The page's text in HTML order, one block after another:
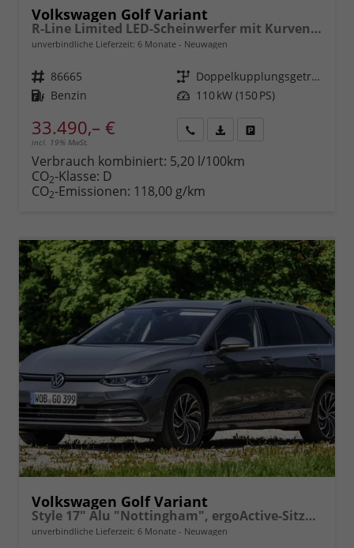
Volkswagen Golf Variant
R-Line Limited LED-Scheinwerfer mit Kurvenlicht, Schlechtwetterscheinwerfer, LED-Beleuchtung des Kühlergrills + Markenlogos vorn, 18 "Leichtmetallfelgen York, Reifen 225/40 R18, Sportsitze, Sportfahrwerk, Abgedunkelte Scheiben, Adaptiver Tempomat ACC, Digital Cockpit P
unverbindliche Lieferzeit: 6 Monate Neuwagen
Fahrzeugnr. 86665 Getriebe
Doppelkupplungsgetriebe (DSG)
Kraftstoff Benzin Leistung 110 kW (150 PS)
33.490,– €
incl. 19% MwSt.
anfordern
Datei,
Verbrauch kombiniert: 5,20 l/100km
CO2-Klasse: D
CO2-Emissionen: 118,00 g/km
Volkswagen Golf Variant
Style 17" Alu "Nottingham", ergoActive-Sitze, Adaptiver Tempomat ACC, Digital Cockpit Pro, LED-Scheinwerfer PLUS, Radio2Discover 12,9" + Wireless App-Connect, Parksensoren vo/hi, Rückfahrkamera, 3-Zonen-Climatronic uvm.
unverbindliche Lieferzeit: 6 Monate Neuwagen